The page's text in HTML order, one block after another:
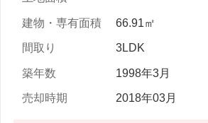
66.91㎡
3LDK
1998年3月
2018年03月